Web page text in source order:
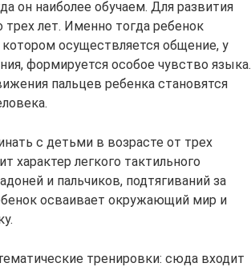
он наиболее обучаем. Для развития
трех лет. Именно тогда ребенок
осуществляется общение, у
формируется особое чувство языка.
пальцев ребенка становятся
с детьми в возрасте от трех
легкого тактильного
и пальчиков, подтягиваний за
осваивает окружающий мир и
тренировки: сюда входит